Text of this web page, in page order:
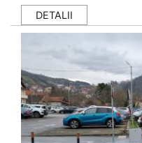
DETALII